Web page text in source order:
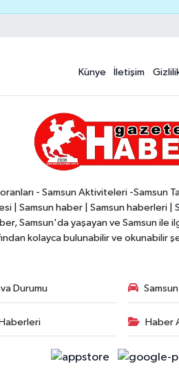
Künye İletişim
- Samsun Aktiviteleri -Samsun
| Samsun haber | Samsun haberleri
Samsun'da yaşayan ve Samsun
kolayca bulunabilir ve okunabilir
Durumu
Haber